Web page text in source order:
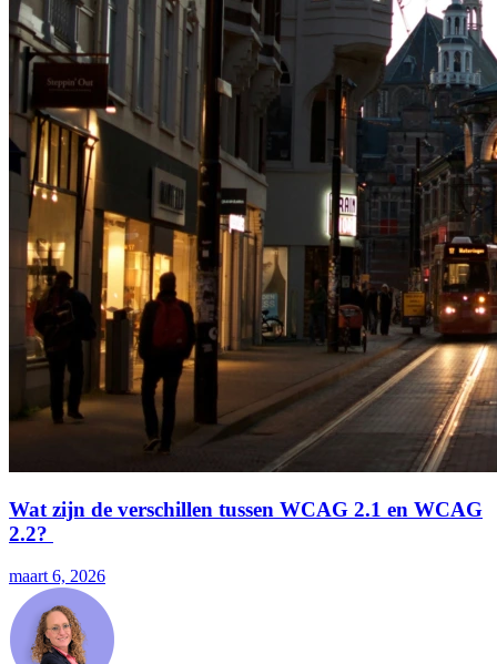
Wat zijn de verschillen tussen WCAG 2.1 en WCAG
2.2?
maart 6, 2026